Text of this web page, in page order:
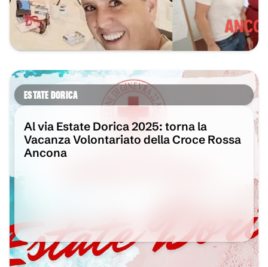
ESTATE DORICA
Al via Estate Dorica 2025: torna la
Vacanza Volontariato della Croce Rossa
Ancona